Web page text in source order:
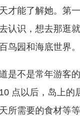
才能了解她。第
认识，想去那逛
鸟园和海底世界。
是不是常年游客
点以后，岛上的
所需要的食材等